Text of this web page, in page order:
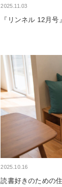
2025.11.03
『リンネル 12月号
2025.10.16
読書好きのための